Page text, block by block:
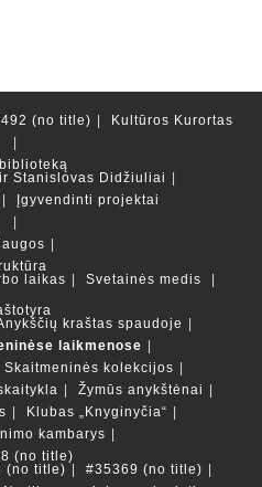
(no title) Kultūros Kurortas
Stanislovas Didžiuliai
Įgyvendinti projektai
laikas
Svetainės medis
kraštas spaudoje
laikmenose
Skaitmeninės kolekcijos
Žymūs anykštėnai
Klubas „Knyginyčia“
kambarys
(no title)
(no title)
#35369 (no title)